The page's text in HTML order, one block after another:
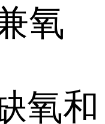
氧
氧和